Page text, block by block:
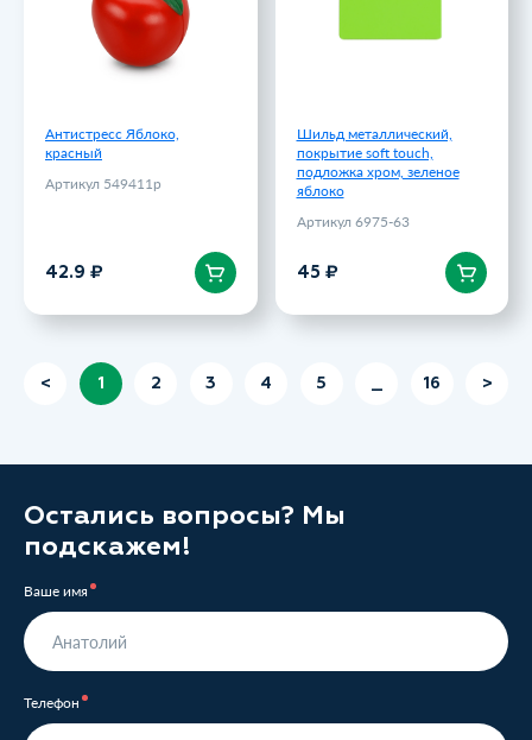
Антистресс Яблоко,
красный
Артикул 549411p
42.9 ₽
42.9 ₽
В корзину
Шильд металлический,
покрытие soft touch,
подложка хром, зеленое
яблоко
Артикул 6975-63
45 ₽
< 1 2 3 4 5 16 >
Остались вопросы? Мы
подскажем!
Ваше имя
Телефон